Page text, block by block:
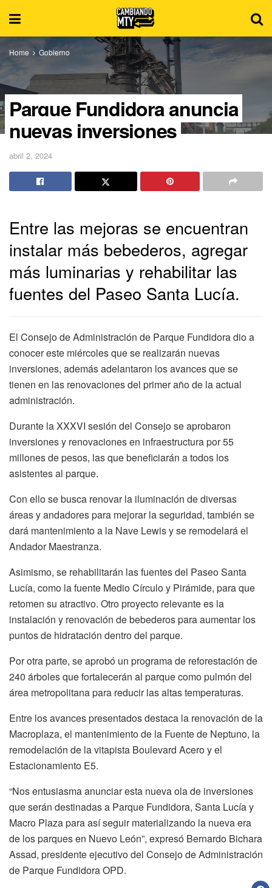
Home Gobierno
Parque Fundidora anuncia
nuevas inversiones
abril 2, 2024
Entre las mejoras se encuentran
instalar más bebederos, agregar
más luminarias y rehabilitar las
fuentes del Paseo Santa Lucía.
El Consejo de Administración de Parque Fundidora dio a
conocer este miércoles que se realizarán nuevas
inversiones, además adelantaron los avances que se
tienen en las renovaciones del primer año de la actual
administración.
Durante la XXXVI sesión del Consejo se aprobaron
inversiones y renovaciones en infraestructura por 55
millones de pesos, las que beneficiarán a todos los
asistentes al parque.
Con ello se busca renovar la iluminación de diversas
áreas y andadores para mejorar la seguridad, también se
dará mantenimiento a la Nave Lewis y se remodelará el
Andador Maestranza.
Asimismo, se rehabilitarán las fuentes del Paseo Santa
Lucía, como la fuente Medio Círculo y Pirámide, para que
retomen su atractivo. Otro proyecto relevante es la
instalación y renovación de bebederos para aumentar los
puntos de hidratación dentro del parque.
Por otra parte, se aprobó un programa de reforestación de
240 árboles que fortalecerán al parque como pulmón del
área metropolitana para reducir las altas temperaturas.
Entre los avances presentados destaca la renovación de la
Macroplaza, el mantenimiento de la Fuente de Neptuno, la
remodelación de la vitapista Boulevard Acero y el
Estacionamiento E5.
“Nos entusiasma anunciar esta nueva ola de inversiones
que serán destinadas a Parque Fundidora, Santa Lucía y
Macro Plaza para así seguir materializando la nueva era
de los parques en Nuevo León”, expresó Bernardo Bichara
Assad, presidente ejecutivo del Consejo de Administración
de Parque Fundidora OPD.